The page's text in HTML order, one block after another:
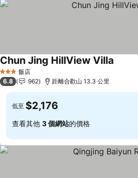
3 星級 飯店
Chun Jing HillView Villa
6.8 962 距離合歡山 13.3 公里
低至 $2,176
查看其他 3 個網站的價格